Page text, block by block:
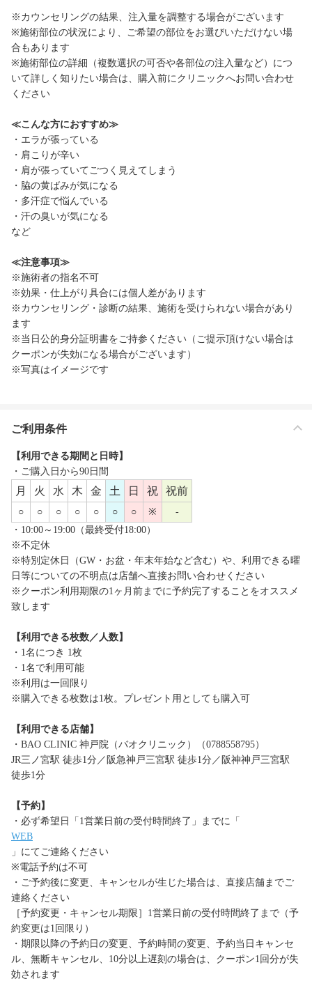
※カウンセリングの結果、注入量を調整する場合がございます
※施術部位の状況により、ご希望の部位をお選びいただけない場
合もあります
※施術部位の詳細（複数選択の可否や各部位の注入量など）につ
いて詳しく知りたい場合は、購入前にクリニックへお問い合わせ
ください
≪こんな方におすすめ≫
・エラが張っている
・肩こりが辛い
・肩が張っていてごつく見えてしまう
・脇の黄ばみが気になる
・多汗症で悩んでいる
・汗の臭いが気になる
など
≪注意事項≫
※施術者の指名不可
※効果・仕上がり具合には個人差があります
※カウンセリング・診断の結果、施術を受けられない場合があり
ます
※当日公的身分証明書をご持参ください（ご提示頂けない場合は
クーポンが失効になる場合がございます）
※写真はイメージです
ご利用条件
【利用できる期間と日時】
・ご購入日から90日間
月 火 水 木 金 土 日 祝 祝前
○ ○ ○ ○ ○ ○ ○ ※
-
・10:00～19:00（最終受付18:00）
※不定休
※特別定休日（GW・お盆・年末年始など含む）や、利用できる曜
日等についての不明点は店舗へ直接お問い合わせください
※クーポン利用期限の1ヶ月前までに予約完了することをオススメ
致します
【利用できる枚数／人数】
・1名につき 1枚
・1名で利用可能
※利用は一回限り
※購入できる枚数は1枚。プレゼント用としても購入可
【利用できる店舗】
・BAO CLINIC 神戸院（バオクリニック）（0788558795）
JR三ノ宮駅 徒歩1分／阪急神戸三宮駅 徒歩1分／阪神神戸三宮駅
徒歩1分
【予約】
・必ず希望日「1営業日前の受付時間終了」までに「
WEB
」にてご連絡ください
※電話予約は不可
・ご予約後に変更、キャンセルが生じた場合は、直接店舗までご
連絡ください
［予約変更・キャンセル期限］1営業日前の受付時間終了まで（予
約変更は1回限り）
・期限以降の予約日の変更、予約時間の変更、予約当日キャンセ
ル、無断キャンセル、10分以上遅刻の場合は、クーポン1回分が失
効されます